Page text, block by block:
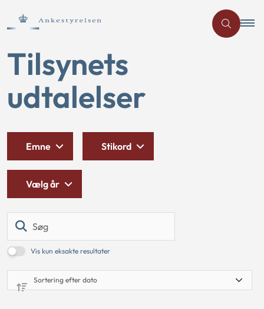
Tilsynets
udtalelser
Vis kun eksakte resultater
Emne Stikord
Vælg år